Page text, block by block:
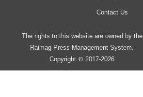
Contact Us
The rights to this website are owned by the
Raimag Press Management System.
Copyright © 2017-2026